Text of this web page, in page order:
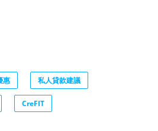
惠 私人貸款建議
CreFIT